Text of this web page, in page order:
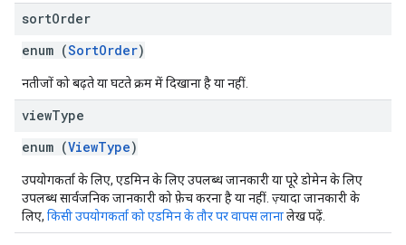
sortOrder
enum (SortOrder)
नतीजों को बढ़ते या घटते क्रम में दिखाना है या नहीं.
viewType
enum (ViewType)
उपयोगकर्ता के लिए, एडमिन के लिए उपलब्ध जानकारी या पूरे डोमेन के लिए
उपलब्ध सार्वजनिक जानकारी को फ़ेच करना है या नहीं. ज़्यादा जानकारी के
लिए, किसी उपयोगकर्ता को एडमिन के तौर पर वापस लानालेख पढ़ें.